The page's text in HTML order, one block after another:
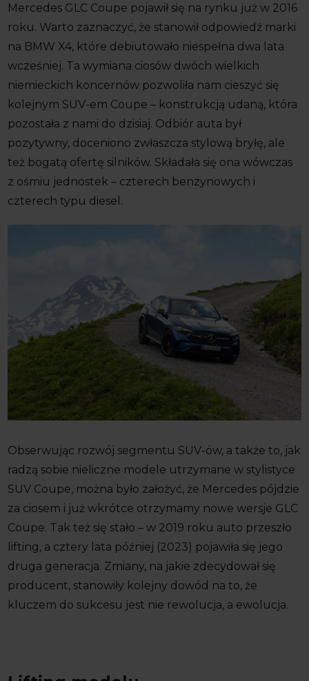
Mercedes GLC Coupe pojawił się na rynku już w 2016
roku. Warto zaznaczyć, że stanowił odpowiedź marki
na BMW X4, które debiutowało niespełna dwa lata
wcześniej. Ta wymiana ciosów dwóch wielkich
niemieckich koncernów pozwoliła nam cieszyć się
kolejnym SUV-em Coupe – konstrukcją udaną, która
pozostała z nami do dzisiaj. Odbiór auta był
pozytywny, doceniono zwłaszcza stylową bryłę, ale
też bogatą ofertę silników. Składała się ona wówczas
z ośmiu jednostek – czterech benzynowych i
czterech typu diesel.
Obserwując rozwój segmentu SUV-ów, a także to, jak
radzą sobie nieliczne modele utrzymane w stylistyce
SUV Coupe, można było założyć, że Mercedes pójdzie
za ciosem i już wkrótce otrzymamy nowe wersje GLC
Coupe. Tak też się stało – w 2019 roku auto przeszło
lifting, a cztery lata później (2023) pojawiła się jego
druga generacja. Zmiany, na jakie zdecydował się
producent, stanowiły kolejny dowód na to, że
kluczem do sukcesu jest nie rewolucja, a ewolucja.